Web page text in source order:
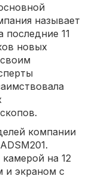
называет
последние 11
новых
компании
на 12
и экраном с